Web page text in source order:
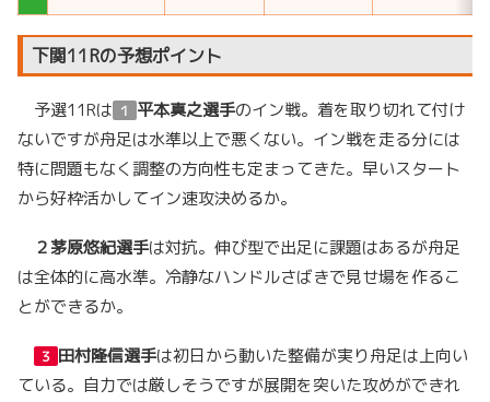
下関11Rの予想ポイント
予選11Rは １ 平本真之選手のイン戦。着を取り切れて付け
ないですが舟足は水準以上で悪くない。イン戦を走る分には
特に問題もなく調整の方向性も定まってきた。早いスタート
から好枠活かしてイン速攻決めるか。
２茅原悠紀選手は対抗。伸び型で出足に課題はあるが舟足
は全体的に高水準。冷静なハンドルさばきで見せ場を作るこ
とができるか。
３ 田村隆信選手は初日から動いた整備が実り舟足は上向い
ている。自力では厳しそうですが展開を突いた攻めができれ